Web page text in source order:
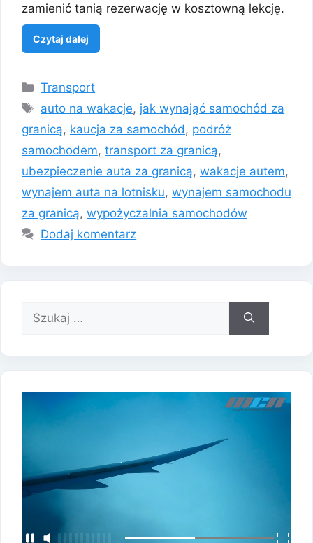
zamienić tanią rezerwację w kosztowną lekcję.
Czytaj dalej
Kategorie
Transport
Tagi
auto na wakacje, jak wynająć samochód za
granicą, kaucja za samochód , podróż
samochodem, transport za granicą,
ubezpieczenie auta za granicą, wakacje autem,
wynajem auta na lotnisku, wynajem samochodu
za granicą, wypożyczalnia samochodów
Dodaj komentarz